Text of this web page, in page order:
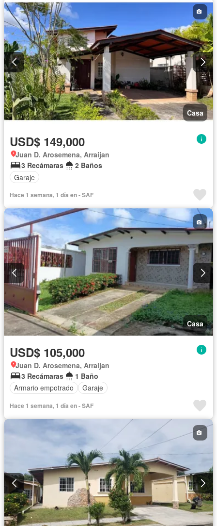
Casa
USD$ 149,000
Juan D. Arosemena, Arraijan
3 Recámaras
2 Baños
Garaje
Hace 1 semana, 1 día en - SAF
Casa
USD$ 105,000
Juan D. Arosemena, Arraijan
3 Recámaras
1 Baño
Armario empotrado
Garaje
Hace 1 semana, 1 día en - SAF